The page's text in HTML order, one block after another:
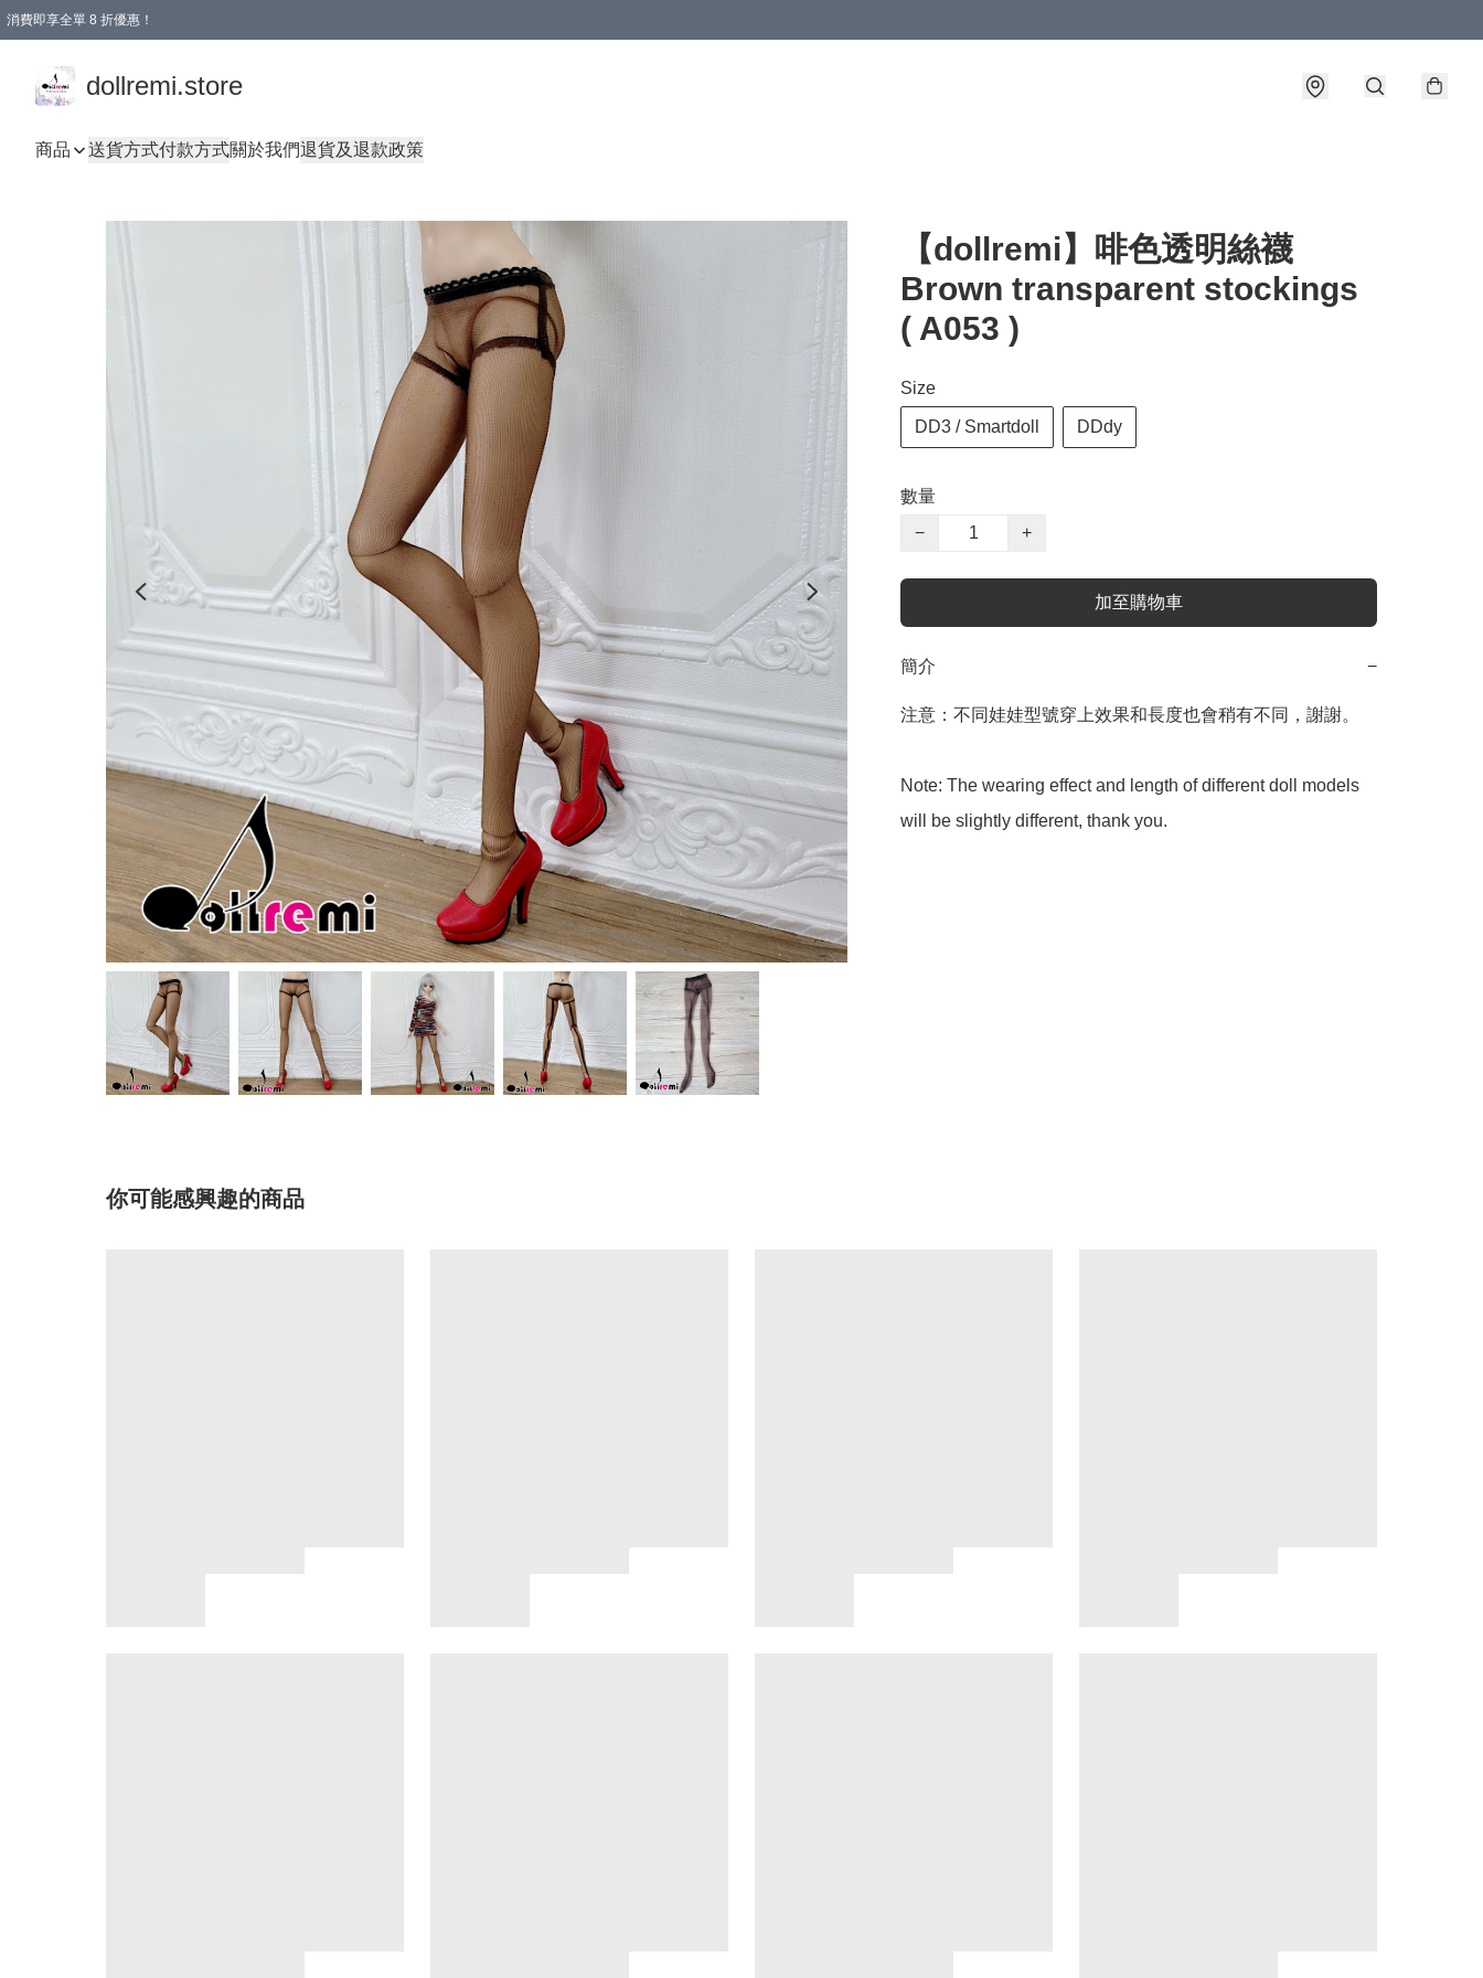
消費即享全單 8 折優惠！
dollremi.store
商品 送貨方式付款方式關於我們退貨及退款政策
【dollremi】啡色透明絲襪
Brown transparent stockings
( A053 )
Size
DD3 / Smartdoll DDdy
數量
−
+
加至購物車
簡介 −
注意：不同娃娃型號穿上效果和長度也會稍有不同，謝謝。
Note: The wearing effect and length of different doll models
will be slightly different, thank you.
你可能感興趣的商品